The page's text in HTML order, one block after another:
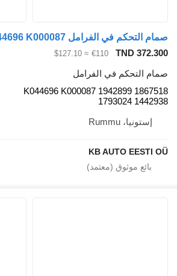
TND
€110
≈ $127.10
التحكم في الفرامل
K044696 K000087 1942899
1793024
إستونيا، Rummu
KB AUTO EESTI